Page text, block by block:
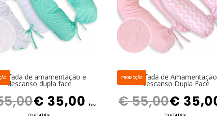
de amamentação e
descanso dupla face
€ 35,00 iva
incluído
PROMOÇÃO
Almofada de
Descanso Dupla Face
€55,00€
incluído